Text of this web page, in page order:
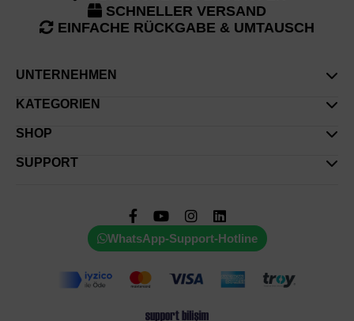
SCHNELLER VERSAND
EINFACHE RÜCKGABE & UMTAUSCH
UNTERNEHMEN
KATEGORIEN
Übergrößen
SHOP
SUPPORT
Häufig gestellte Fragen
BestellverfolgungWhatsApp-Support-Hotline